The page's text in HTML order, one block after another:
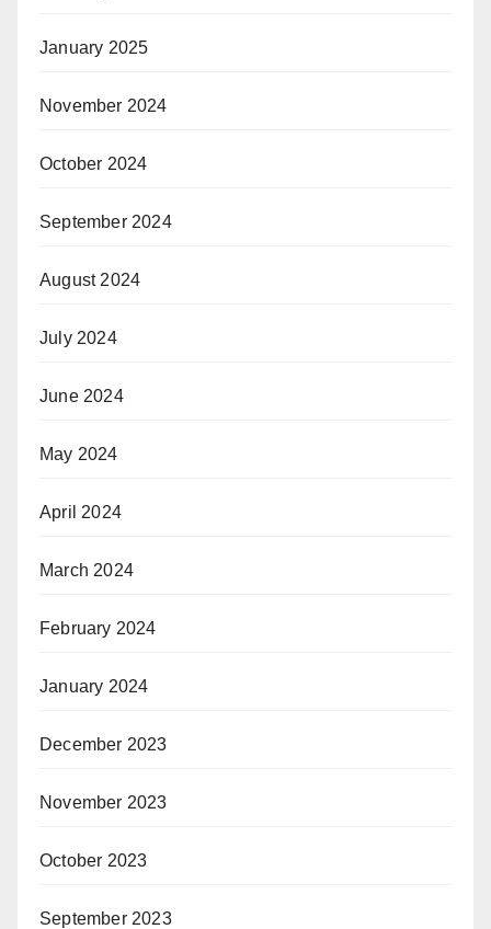
January 2025
November 2024
October 2024
September 2024
August 2024
July 2024
June 2024
May 2024
April 2024
March 2024
February 2024
January 2024
December 2023
November 2023
October 2023
September 2023